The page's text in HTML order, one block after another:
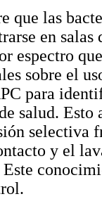
que las
en
espectro
sobre el
para
salud.
selectiva
y el